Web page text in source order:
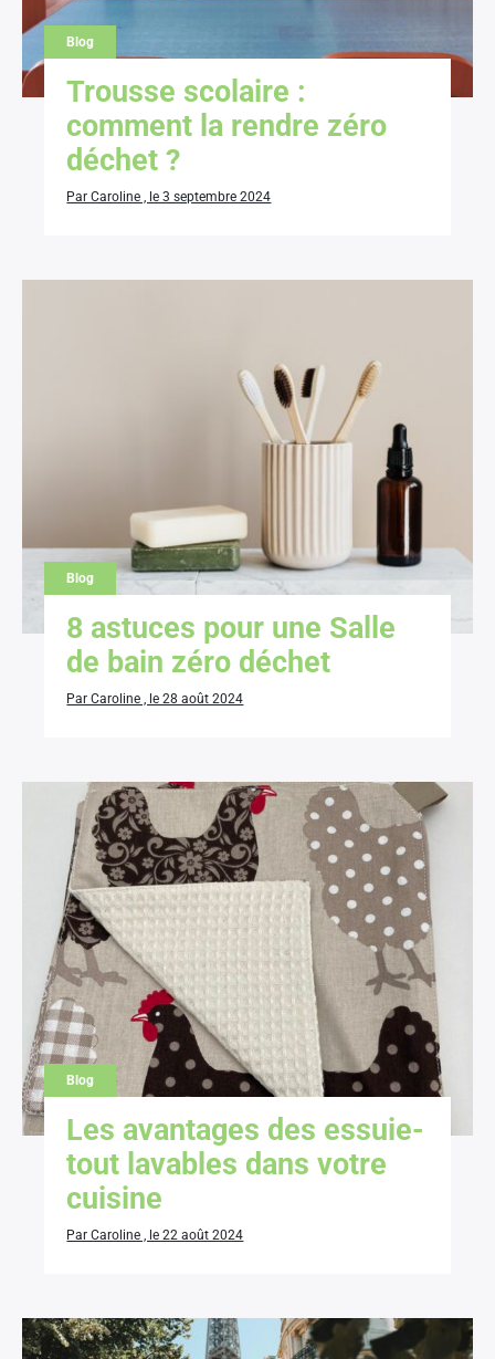
Blog
Trousse scolaire :
comment la rendre zéro
déchet ?
Par Caroline , le 3 septembre 2024
Blog
8 astuces pour une Salle
de bain zéro déchet
Par Caroline , le 28 août 2024
Blog
Les avantages des essuie-
tout lavables dans votre
cuisine
Par Caroline , le 22 août 2024